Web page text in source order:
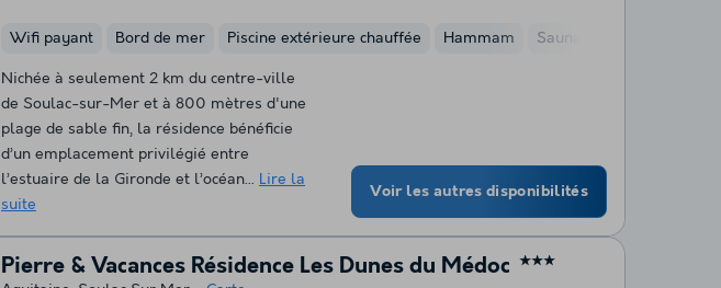
Wifi payant Bord de mer Piscine extérieure chauffée Hammam Sauna
Nichée à seulement 2 km du centre-ville
de Soulac-sur-Mer et à 800 mètres d'une
plage de sable fin, la résidence bénéficie
d’un emplacement privilégié entre
l’estuaire de la Gironde et l’océan... Lire la
suite
Voir les autres disponibilités
Pierre & Vacances Résidence Les Dunes du Médoc ★★★